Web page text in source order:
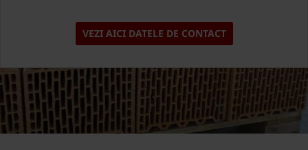
VEZI AICI DATELE DE CONTACT